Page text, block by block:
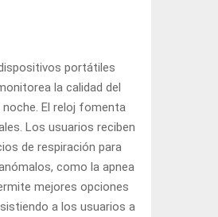
portátiles
la calidad del
El reloj fomenta
Los usuarios reciben
de respiración para
como la apnea
mejores opciones
a los usuarios a